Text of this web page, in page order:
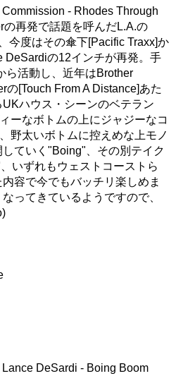
- Rhodes Through
再発で話題を呼んだL.A.の
今度はその傘下[Pacific Traxx]か
DeSardiの12インチが再発。手
ら活動し、近年はBrother
[Touch From A Distance]あた
ハウス・シーンのベテラン
ーなボトムの上にジャジーなコ
野太いボトムに控えめな上モノ
ていく"Boing"、その別テイク
いずれもウェストコーストら
容で今でもバッチリ楽しめま
ってきているようですので、
DeSardi - Boing Boom